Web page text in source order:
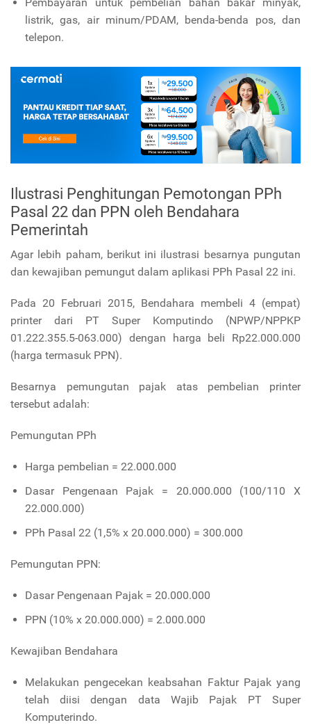
listrik, gas, air minum/PDAM, benda-benda pos, dan
telepon.
Ilustrasi Penghitungan Pemotongan PPh
Pasal 22 dan PPN oleh Bendahara
Pemerintah
Agar lebih paham, berikut ini ilustrasi besarnya pungutan
dan kewajiban pemungut dalam aplikasi PPh Pasal 22 ini.
Pada 20 Februari 2015, Bendahara membeli 4 (empat)
printer dari PT Super Komputindo (NPWP/NPPKP
01.222.355.5-063.000) dengan harga beli Rp22.000.000
(harga termasuk PPN).
Besarnya pemungutan pajak atas pembelian printer
tersebut adalah:
Pemungutan PPh
Harga pembelian = 22.000.000
Dasar Pengenaan Pajak = 20.000.000 (100/110 X
22.000.000)
PPh Pasal 22 (1,5% x 20.000.000) = 300.000
Pemungutan PPN:
Dasar Pengenaan Pajak = 20.000.000
PPN (10% x 20.000.000) = 2.000.000
Kewajiban Bendahara
Melakukan pengecekan keabsahan Faktur Pajak yang
telah diisi dengan data Wajib Pajak PT Super
Komputerindo.